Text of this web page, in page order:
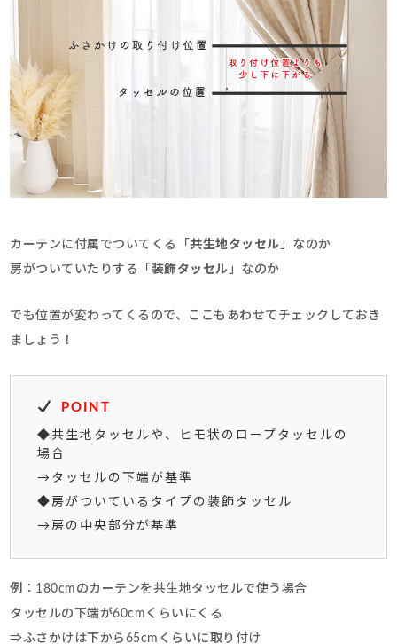
カーテンに付属でついてくる「 共生地タッセル」なのか
房がついていたりする「 装飾タッセル」なのか
でも位置が変わってくるので、ここもあわせてチェックしておき
ましょう！
POINT
◆共生地タッセルや、ヒモ状のロープタッセルの
場合
→タッセルの下端が基準
◆房がついているタイプの装飾タッセル
→房の中央部分が基準
例
：180cmのカーテンを共生地タッセルで使う場合
タッセルの下端が60cmくらいにくる
⇒ふさかけは下から65cmくらいに取り付け